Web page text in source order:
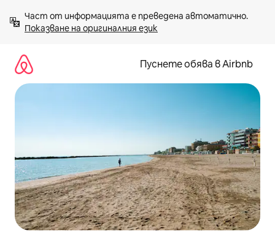
към
съдържанието
Показване на оригиналния език
Пуснете обява в Airbnb